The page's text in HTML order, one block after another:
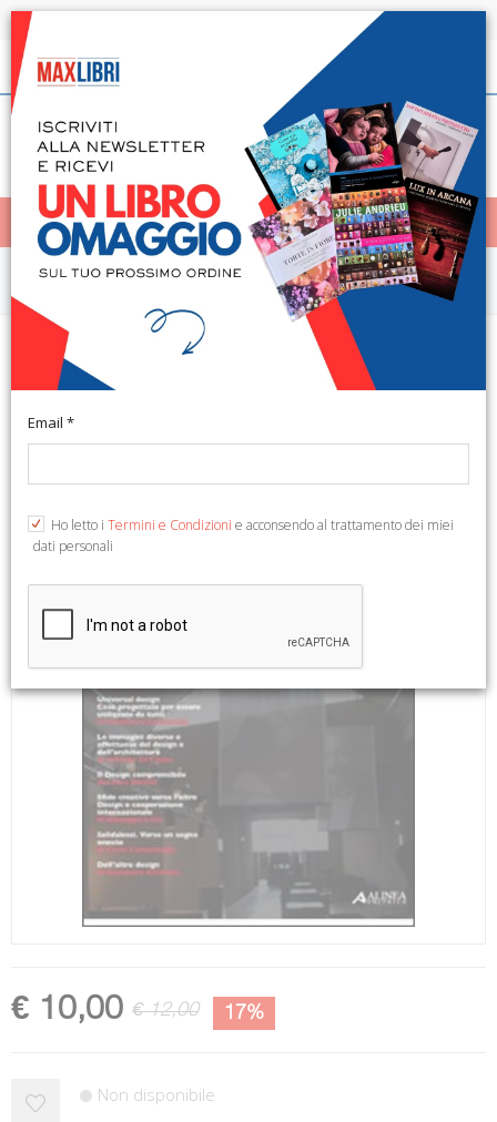
Spedizione in 24h per tutti i libri disponibili
Italiano
< Home
MENÙ
Dispense del Corso di Laurea in
Disegno Industriale di Firenze
€ 10,00 € 12,00 17%
Non disponibile
Email *
Ho letto i Termini e Condizioni e acconsendo al trattamento dei miei
dati personali